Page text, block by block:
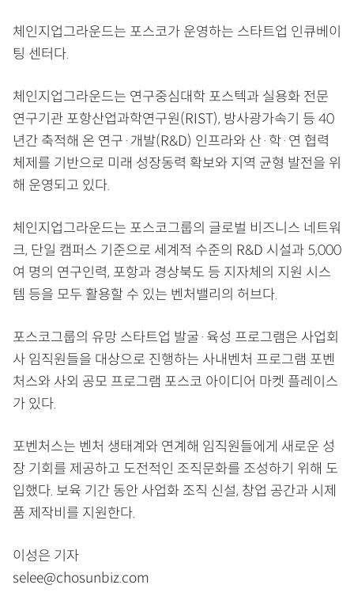
체인지업그라운드는 포스코가 운영하는 스타트업 인큐베이
팅 센터다.
체인지업그라운드는 연구중심대학 포스텍과 실용화 전문
연구기관 포항산업과학연구원(RIST), 방사광가속기 등 40
년간 축적해 온 연구·개발(R&D) 인프라와 산·학·연 협력
체제를 기반으로 미래 성장동력 확보와 지역 균형 발전을 위
해 운영되고 있다.
체인지업그라운드는 포스코그룹의 글로벌 비즈니스 네트워
크, 단일 캠퍼스 기준으로 세계적 수준의 R&D 시설과 5,000
여 명의 연구인력, 포항과 경상북도 등 지자체의 지원 시스
템 등을 모두 활용할 수 있는 벤처밸리의 허브다.
포스코그룹의 유망 스타트업 발굴·육성 프로그램은 사업회
사 임직원들을 대상으로 진행하는 사내벤처 프로그램 포벤
처스와 사외 공모 프로그램 포스코 아이디어 마켓 플레이스
가 있다.
포벤처스는 벤처 생태계와 연계해 임직원들에게 새로운 성
장 기회를 제공하고 도전적인 조직문화를 조성하기 위해 도
입했다. 보육 기간 동안 사업화 조직 신설, 창업 공간과 시제
품 제작비를 지원한다.
이성은 기자
selee@chosunbiz.com